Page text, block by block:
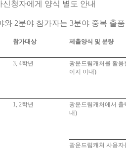
게 양식 별도 안내
와 2분야 참가자는 3분야 중복 출
참가대상 제출양식 및 분량
3, 4학년
광운드림캐처를 활
이지 이내)
1, 2학년
광운드림캐처에서
내)
광운드림캐처 사용